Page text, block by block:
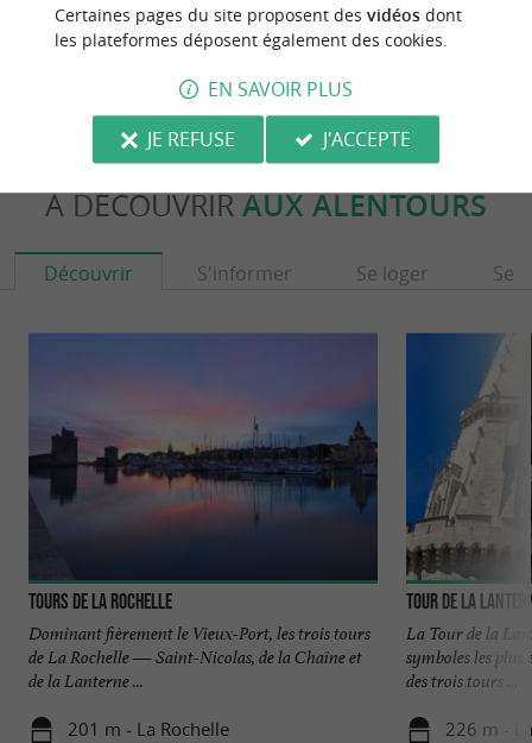
l'Aiguillon
11,2 km - Esnandes
À DÉCOUVRIRAUX ALENTOURS
Découvrir S'informer Se loger Se
Tours de La Rochelle
Dominant fièrement le Vieux-Port, les trois tours
de La Rochelle — Saint-Nicolas, de la Chaîne et
de la Lanterne ...
201 m - La Rochelle
Tour de la
La Tour de la
symboles les
des trois tours ...
226 m -
Certaines pages du site proposent des vidéosdont
les plateformes déposent également des cookies.
EN SAVOIR PLUS
JE REFUSE
J'ACCEPTE